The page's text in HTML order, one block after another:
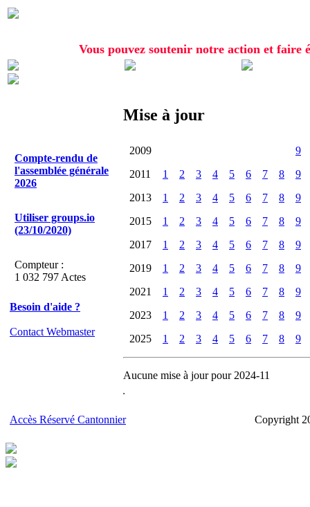
Vous pouvez soutenir notre action et faire
Compte-rendu de
l'assemblée générale
2026
Utiliser groups.io
(23/10/2020)
Compteur :
1 032 797 Actes
Besoin d'aide ?
Contact Webmaster
Mise à jour
2009
9
2011
1 2 3 4 5 6 7 8
9
2013
1 2 3 4 5 6 7 8
9
2015
1 2 3 4 5 6 7 8
9
2017
1 2 3 4 5 6 7 8
9
2019
1 2 3 4 5 6 7 8
9
2021
1 2 3 4 5 6 7 8
9
2023
1 2 3 4 5 6 7 8
9
2025
1 2 3 4 5 6 7 8 9
Aucune mise à jour pour 2024-11
Accès Réservé Cantonnier Copyright